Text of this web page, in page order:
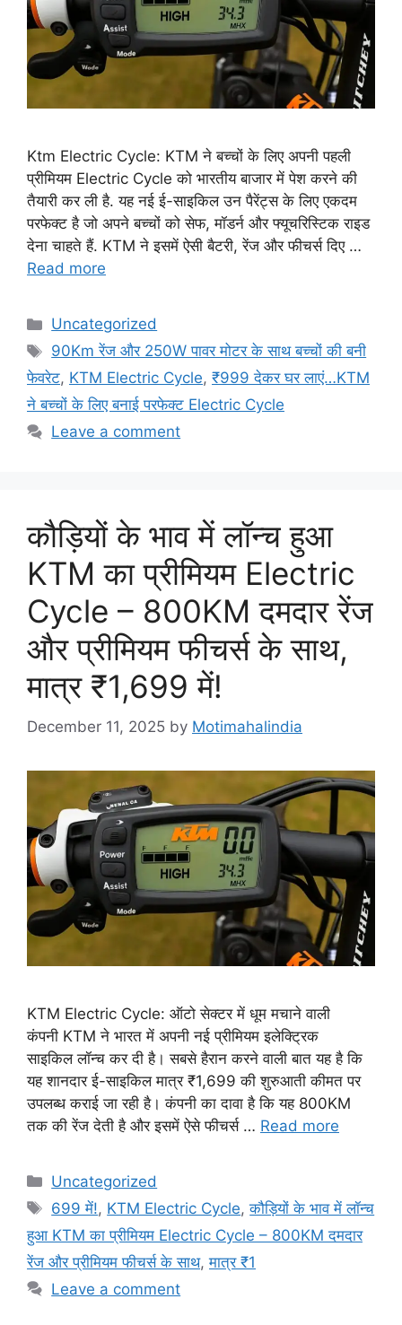
Ktm Electric Cycle: KTM ने बच्चों के लिए अपनी पहली
प्रीमियम Electric Cycle को भारतीय बाजार में पेश करने की
तैयारी कर ली है. यह नई ई-साइकिल उन पैरेंट्स के लिए एकदम
परफेक्ट है जो अपने बच्चों को सेफ, मॉडर्न और फ्यूचरिस्टिक राइड
देना चाहते हैं. KTM ने इसमें ऐसी बैटरी, रेंज और फीचर्स दिए …
Read more
Categories
Uncategorized
Tags
90Km रेंज और 250W पावर मोटर के साथ बच्चों की बनी
फेवरेट, KTM Electric Cycle, ₹999 देकर घर लाएं…KTM
ने बच्चों के लिए बनाई परफेक्ट Electric Cycle
Leave a comment
कौड़ियों के भाव में लॉन्च हुआ
KTM का प्रीमियम Electric
Cycle – 800KM दमदार रेंज
और प्रीमियम फीचर्स के साथ,
मात्र ₹1,699 में!
December 11, 2025 by Motimahalindia
KTM Electric Cycle: ऑटो सेक्टर में धूम मचाने वाली
कंपनी KTM ने भारत में अपनी नई प्रीमियम इलेक्ट्रिक
साइकिल लॉन्च कर दी है। सबसे हैरान करने वाली बात यह है कि
यह शानदार ई-साइकिल मात्र ₹1,699 की शुरुआती कीमत पर
उपलब्ध कराई जा रही है। कंपनी का दावा है कि यह 800KM
तक की रेंज देती है और इसमें ऐसे फीचर्स … Read more
Categories
Uncategorized
Tags
699 में!, KTM Electric Cycle,कौड़ियों के भाव में लॉन्च
हुआ KTM का प्रीमियम Electric Cycle – 800KM दमदार
रेंज और प्रीमियम फीचर्स के साथ,मात्र ₹1
Leave a comment